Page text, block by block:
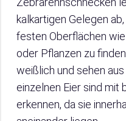
kalkartigen Gelegen
festen Oberflächen
oder Pflanzen zu
weißlich und sehen
einzelnen Eier sind mit
erkennen, da sie